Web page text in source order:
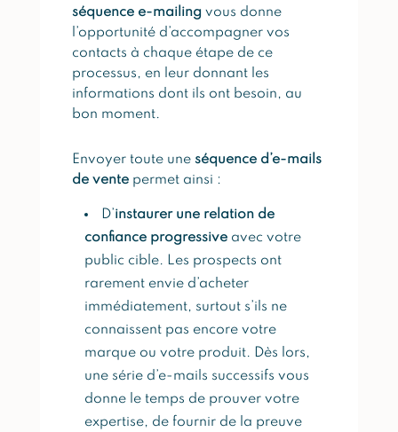
séquence e-mailingvous donne
l’opportunité d’accompagner vos
contacts à chaque étape de ce
processus, en leur donnant les
informations dont ils ont besoin, au
bon moment.
Envoyer toute une séquence d’e-mails
de ventepermet ainsi :
D’instaurer une relation de
confiance progressiveavec votre
public cible. Les prospects ont
rarement envie d’acheter
immédiatement, surtout s’ils ne
connaissent pas encore votre
marque ou votre produit. Dès lors,
une série d’e-mails successifs vous
donne le temps de prouver votre
expertise, de fournir de la preuve